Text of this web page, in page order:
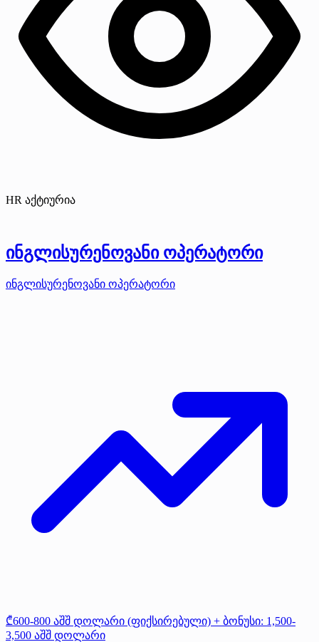
HR აქტიურია
ინგლისურენოვანი ოპერატორი
ინგლისურენოვანი ოპერატორი
₾600-800 აშშ დოლარი (ფიქსირებული) + ბონუსი: 1,500-
3,500 აშშ დოლარი